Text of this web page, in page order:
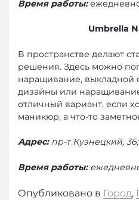
Время работы:ежедневно
Umbrella
В пространстве делают
решения. Здесь можно
наращивание, выкладной
дизайны или
отличный вариант, если
маникюр, а что-то
Адрес:пр-т Кузнецкий,
Время работы:ежедневно
Опубликовано в Город,